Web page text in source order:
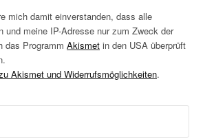
mich damit einverstanden, dass alle
und meine IP-Adresse nur zum Zweck der
das Programm Akismet in den USA überprüft
Akismet und Widerrufsmöglichkeiten.